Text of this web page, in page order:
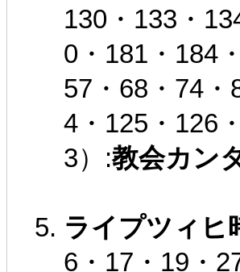
130・133・
0・181・184
57・68・74
4・125・126
3）:教会カン
ライプツィヒ
6・17・19・